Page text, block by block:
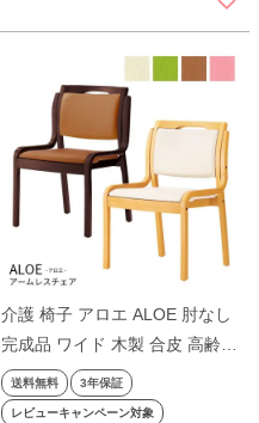
介護 椅子 アロエ ALOE 肘なし
完成品 ワイド 木製 合皮 高齢者
ダイニングチェア 食堂椅子 リ
ビング 居間 アームレス 洗面所
送料無料 3年保証
レビューキャンペーン対象